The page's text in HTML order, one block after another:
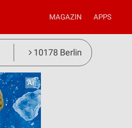
MAGAZIN APPS
10178 Berlin